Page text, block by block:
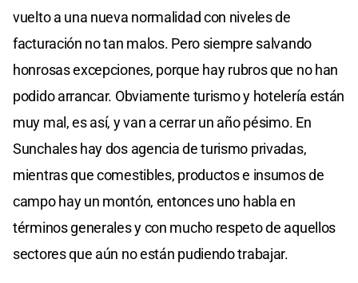
vuelto a una nueva normalidad con niveles de
facturación no tan malos. Pero siempre salvando
honrosas excepciones, porque hay rubros que no han
podido arrancar. Obviamente turismo y hotelería están
muy mal, es así, y van a cerrar un año pésimo. En
Sunchales hay dos agencia de turismo privadas,
mientras que comestibles, productos e insumos de
campo hay un montón, entonces uno habla en
términos generales y con mucho respeto de aquellos
sectores que aún no están pudiendo trabajar.